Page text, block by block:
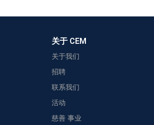
关于 CEM
关于我们
招聘
联系我们
活动
慈善 事业